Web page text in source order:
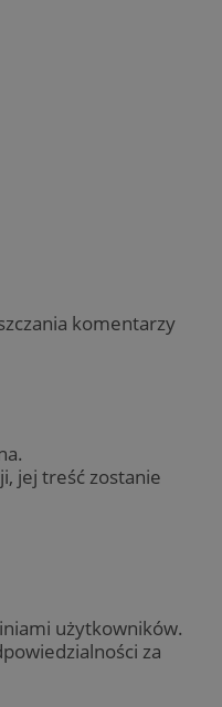
komentarzy
jej treść zostanie
użytkowników.
za